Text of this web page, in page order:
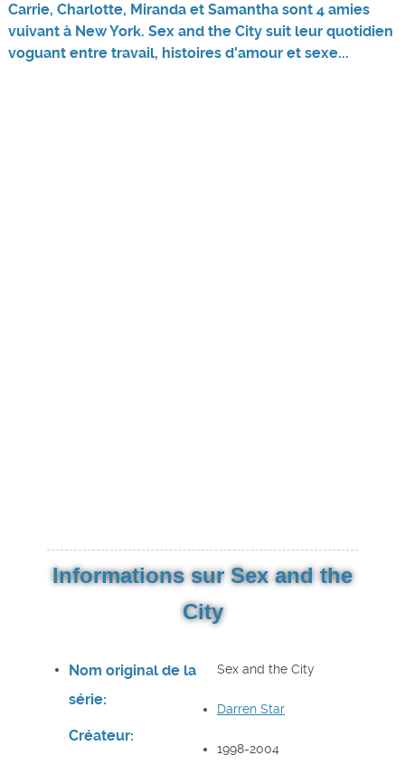
Carrie, Charlotte, Miranda et Samantha sont 4 amies
vuivant à New York. Sex and the City suit leur quotidien
voguant entre travail, histoires d'amour et sexe...
Informations sur Sex and the
City
Nom original de la
série:
Sex and the City
Créateur:
Darren Star
1998-2004